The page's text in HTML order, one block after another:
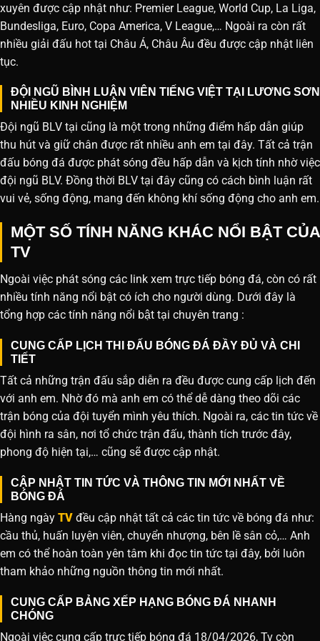
xuyên được cập nhật như: Premier League, World Cup, La Liga,
Bundesliga, Euro, Copa America, V League,… Ngoài ra còn rất
nhiều giải đấu hot tại Châu Á, Châu Âu đều được cập nhật liên
tục.
ĐỘI NGŨ BÌNH LUẬN VIÊN TIẾNG VIỆT TẠI LƯƠNG SƠN
NHIỀU KINH NGHIỆM
Đội ngũ BLV tại cũng là một trong những điểm hấp dẫn giúp
thu hút và giữ chân được rất nhiều anh em tại đây. Tất cả trận
đấu bóng đá được phát sóng đều hấp dẫn và kịch tính nhờ việc
đội ngũ BLV. Đồng thời BLV tại đây cũng có cách bình luận rất
vui vẻ, sống động, mang đến không khí sống động cho anh em.
MỘT SỐ TÍNH NĂNG KHÁC NỔI BẬT CỦA
TV
Ngoài việc phát sóng các link xem trực tiếp bóng đá, còn có rất
nhiều tính năng nổi bật có ích cho người dùng. Dưới đây là
tổng hợp các tính năng nổi bật tại chuyên trang :
CUNG CẤP LỊCH THI ĐẤU BÓNG ĐÁ ĐẦY ĐỦ VÀ CHI
TIẾT
Tất cả những trận đấu sắp diễn ra đều được cung cấp lịch đến
với anh em. Nhờ đó mà anh em có thể dễ dàng theo dõi các
trận bóng của đội tuyển mình yêu thích. Ngoài ra, các tin tức về
đội hình ra sân, nơi tổ chức trận đấu, thành tích trước đây,
phong độ hiện tại,… cũng sẽ được cập nhật.
CẬP NHẬT TIN TỨC VÀ THÔNG TIN MỚI NHẤT VỀ
BÓNG ĐÁ
Hàng ngày TV đều cập nhật tất cả các tin tức về bóng đá như:
cầu thủ, huấn luyện viên, chuyển nhượng, bên lề sân cỏ,… Anh
em có thể hoàn toàn yên tâm khi đọc tin tức tại đây, bởi luôn
tham khảo những nguồn thông tin mới nhất.
CUNG CẤP BẢNG XẾP HẠNG BÓNG ĐÁ NHANH
CHÓNG
Ngoài việc cung cấp trực tiếp bóng đá 18/04/2026, Tv còn